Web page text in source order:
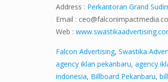
Address : Perkantoran Grand
Email :
Web :
Falcon Advertising, Swastika
agency iklan pekanbaru, agency
indonesia, Billboard Pekanbaru,